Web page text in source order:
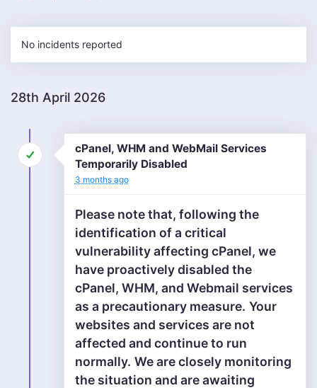
No incidents reported
28th April 2026
cPanel, WHM and WebMail Services
Temporarily Disabled
3 months ago
Please note that, following the
identification of a critical
vulnerability affecting cPanel, we
have proactively disabled the
cPanel, WHM, and Webmail services
as a precautionary measure. Your
websites and services are not
affected and continue to run
normally. We are closely monitoring
the situation and are awaiting